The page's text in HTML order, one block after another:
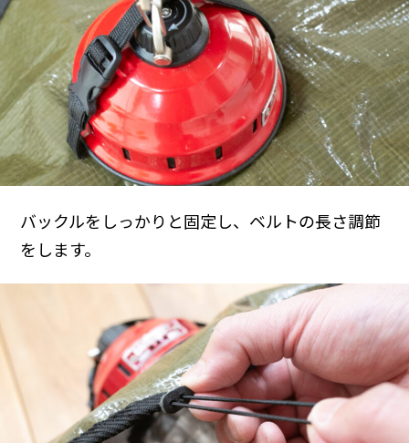
バックルをしっかりと固定し、ベルトの長さ調節
をします。